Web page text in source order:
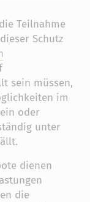
Teilnahme
Schutz
sein müssen,
im
oder
unter
dienen
die